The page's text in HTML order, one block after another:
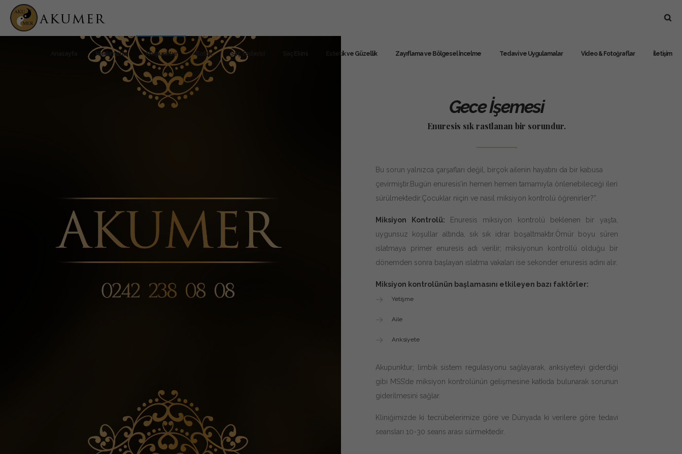
Hakkımızda Akupunktur Botox Saç Tedavisi Estetik ve Güzellik Zayıflama ve Bölgesel İncelme Tedavi ve Uygulamalar Video & Fotoğraflar İletişim
Gece İşemesi
Enuresis sık rastlanan bir sorundur.
Bu sorun yalnızca çarşafları değil, birçok ailenin hayatını da bir kabusa
çevirmiştir.Bugün enuresis’in hemen hemen tamamıyla önlenebileceği ileri
sürülmektedir.Çocuklar niçin ve nasıl miksiyon kontrolü öğrenirler?”.
Miksiyon Kontrolü: Enuresis miksiyon kontrolü beklenen bir yaşta,
uygunsuz koşullar altında, sık sık idrar boşaltmaktır.Ömür boyu süren
ıslatmaya primer enuresis adı verilir; miksiyonun kontrollü olduğu bir
dönemden sonra başlayan ıslatma vakaları ise sekonder enuresis adını alır.
Miksiyon kontrolünün başlamasını etkileyen bazı faktörler:
Yetişme
Aile
Anksiyete
Akupunktur; limbik sistem regulasyonu sağlayarak, anksiyeteyi giderdiği
gibi MSS’de miksiyon kontrolünün gelişmesine katkıda bulunarak sorunun
giderilmesini sağlar.
Kliniğimizde ki tecrübelerimize göre ve Dünyada ki verilere göre tedavi
seansları 10-30 seans arası sürmektedir.